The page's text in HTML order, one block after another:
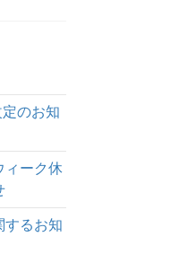
のお知
ィーク休
するお知